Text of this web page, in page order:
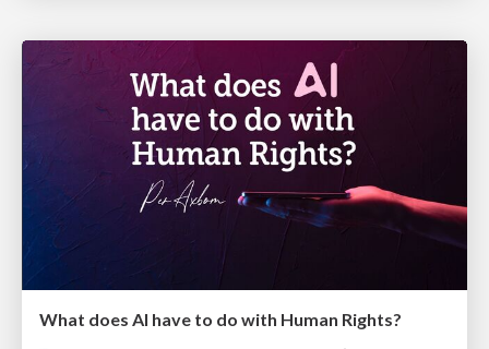
What does AI have to do with Human Rights?